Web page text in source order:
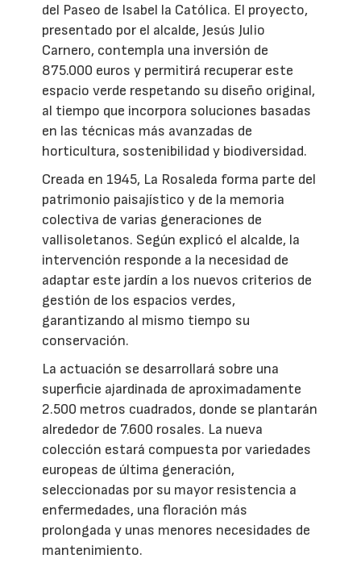
del Paseo de Isabel la Católica. El proyecto,
presentado por el alcalde, Jesús Julio
Carnero, contempla una inversión de
875.000 euros y permitirá recuperar este
espacio verde respetando su diseño original,
al tiempo que incorpora soluciones basadas
en las técnicas más avanzadas de
horticultura, sostenibilidad y biodiversidad.
Creada en 1945, La Rosaleda forma parte del
patrimonio paisajístico y de la memoria
colectiva de varias generaciones de
vallisoletanos. Según explicó el alcalde, la
intervención responde a la necesidad de
adaptar este jardín a los nuevos criterios de
gestión de los espacios verdes,
garantizando al mismo tiempo su
conservación.
La actuación se desarrollará sobre una
superficie ajardinada de aproximadamente
2.500 metros cuadrados, donde se plantarán
alrededor de 7.600 rosales. La nueva
colección estará compuesta por variedades
europeas de última generación,
seleccionadas por su mayor resistencia a
enfermedades, una floración más
prolongada y unas menores necesidades de
mantenimiento.